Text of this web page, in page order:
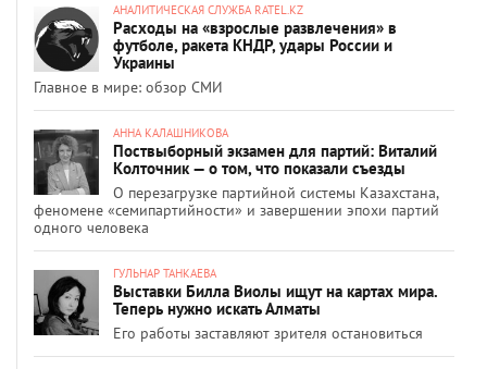
АНАЛИТИЧЕСКАЯ СЛУЖБА RATEL.KZ
Расходы на «взрослые развлечения» в
футболе, ракета КНДР, удары России и
Украины
Главное в мире: обзор СМИ
АННА КАЛАШНИКОВА
Поствыборный экзамен для партий: Виталий
Колточник — о том, что показали съезды
О перезагрузке партийной системы Казахстана,
феномене «семипартийности» и завершении эпохи партий
одного человека
ГУЛЬНАР ТАНКАЕВА
Выставки Билла Виолы ищут на картах мира.
Теперь нужно искать Алматы
Его работы заставляют зрителя остановиться